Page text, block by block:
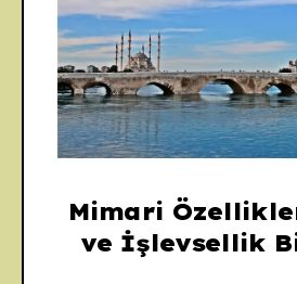
Mimari
ve İşlevsellik